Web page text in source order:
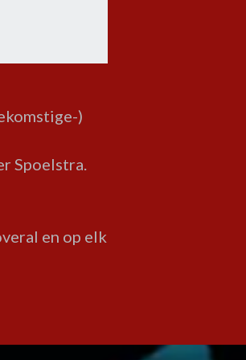
)
Spoelstra.
en op elk